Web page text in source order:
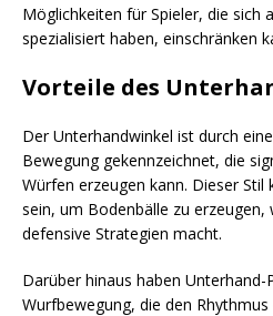
Möglichkeiten für Spieler, die sich
spezialisiert haben, einschränken
Vorteile des
Der Unterhandwinkel ist durch
Bewegung gekennzeichnet, die
Würfen erzeugen kann. Dieser
sein, um Bodenbälle zu
defensive Strategien macht.
Darüber hinaus haben
Wurfbewegung, die den